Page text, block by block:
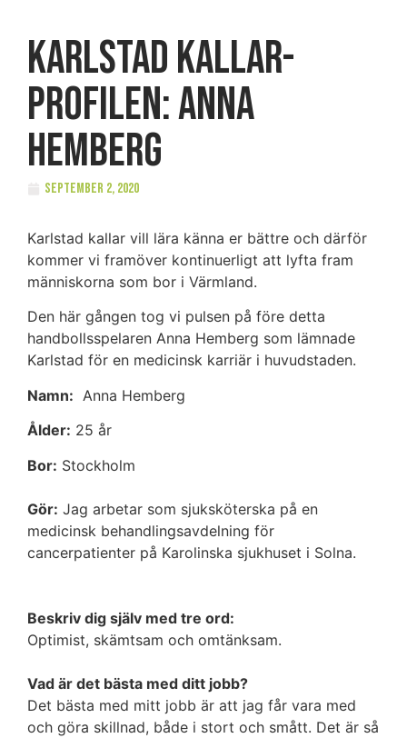
Karlstad kallar-
profilen: Anna
Hemberg
september 2, 2020
Karlstad kallar vill lära känna er bättre och därför
kommer vi framöver kontinuerligt att lyfta fram
människorna som bor i Värmland.
Den här gången tog vi pulsen på före detta
handbollsspelaren Anna Hemberg som lämnade
Karlstad för en medicinsk karriär i huvudstaden.
Namn: Anna Hemberg
Ålder: 25 år
Bor: Stockholm
Gör: Jag arbetar som sjuksköterska på en
medicinsk behandlingsavdelning för
cancerpatienter på Karolinska sjukhuset i Solna.
Beskriv dig själv med tre ord:
Optimist, skämtsam och omtänksam.
Vad är det bästa med ditt jobb?
Det bästa med mitt jobb är att jag får vara med
och göra skillnad, både i stort och smått. Det är så